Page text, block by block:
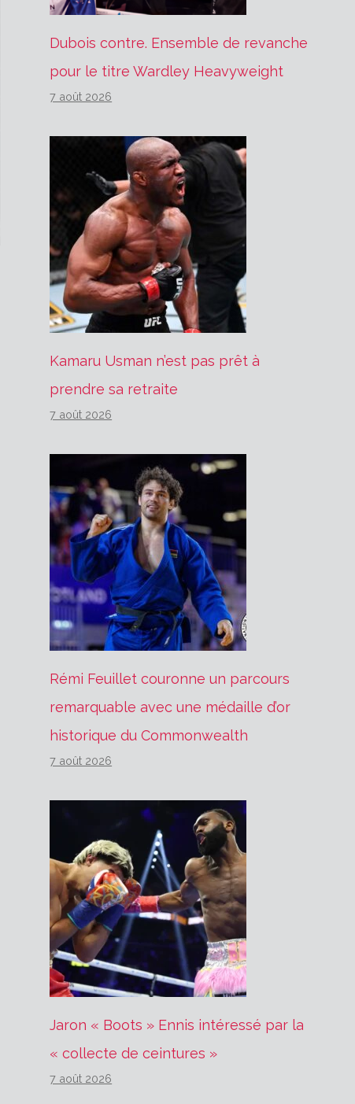
Dubois contre. Ensemble de revanche
pour le titre Wardley Heavyweight
7 août 2026
Kamaru Usman n’est pas prêt à
prendre sa retraite
7 août 2026
Rémi Feuillet couronne un parcours
remarquable avec une médaille d’or
historique du Commonwealth
7 août 2026
Jaron « Boots » Ennis intéressé par la
« collecte de ceintures »
7 août 2026